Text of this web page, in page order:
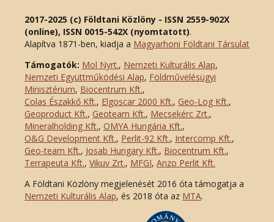
2017-2025 (c) Földtani Közlöny - ISSN 2559-902X
(online), ISSN 0015-542X (nyomtatott).
Alapítva 1871-ben, kiadja a Magyarhoni Földtani Társulat
Támogatók: Mol Nyrt., Nemzeti Kulturális Alap,
Nemzeti Együttműködési Alap, Földművelésügyi
Minisztérium, Biocentrum Kft.,
Colas Északkő Kft., Elgoscar 2000 Kft., Geo-Log Kft.,
Geoproduct Kft., Geoteam Kft., Mecsekérc Zrt.,
Mineralholding Kft., OMYA Hungária Kft.,
O&G Development Kft., Perlit-92 Kft., Intercomp Kft.,
Geo-team Kft., Josab Hungary Kft., Biocentrum Kft.,
Terrapeuta Kft., Vikuv Zrt., MFGI, Anzo Perlit Kft.
A Földtani Közlöny megjelenését 2016 óta támogatja a
Nemzeti Kulturális Alap, és 2018 óta az MTA.